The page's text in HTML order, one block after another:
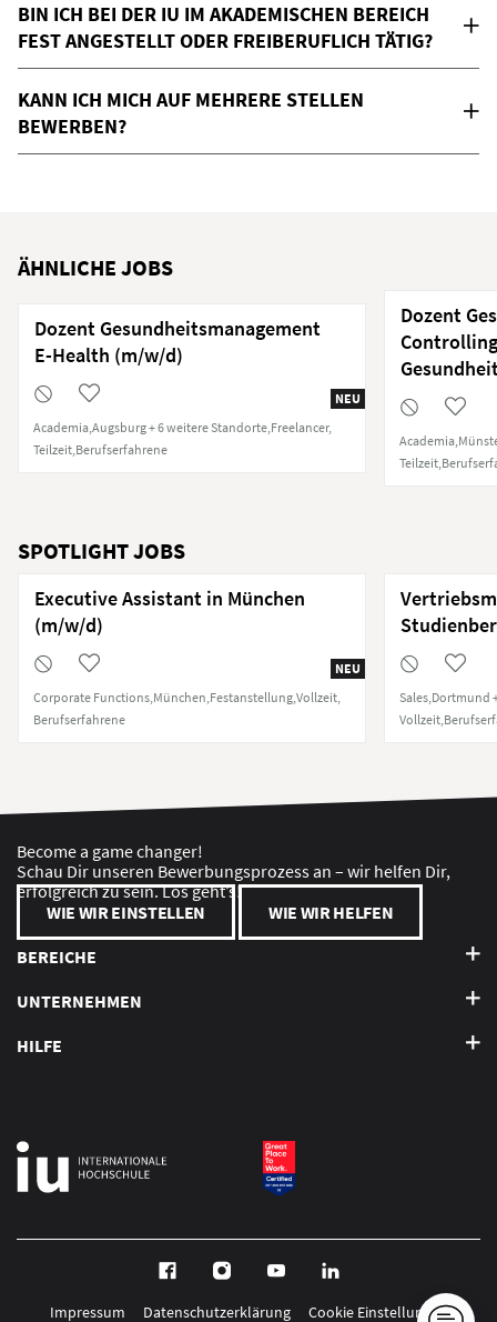
BIN ICH BEI DER IU IM AKADEMISCHEN BEREICH
FEST ANGESTELLT ODER FREIBERUFLICH TÄTIG?
KANN ICH MICH AUF MEHRERE STELLEN
BEWERBEN?
ÄHNLICHE JOBS
NEU
Dozent Gesundheitsmanagement
E-Health (m/w/d)
Academia Augsburg + 6 weitere Standorte Freelancer
Teilzeit Berufserfahrene
Dozent
Academia
Teilzeit
SPOTLIGHT JOBS
NEU
Executive Assistant in München
(m/w/d)
Corporate Functions München Festanstellung Vollzeit
Berufserfahrene
Sales Dortmund
Vollzeit
Become a game changer!
Schau Dir unseren Bewerbungsprozess an – wir helfen Dir,
erfolgreich zu sein. Los geht’s!
WIE WIR EINSTELLEN
WIE WIR HELFEN
BEREICHE
UNTERNEHMEN
HILFE
Impressum Datenschutzerklärung Cookie Einstellungen